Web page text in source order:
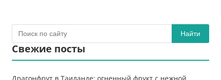
Найти
Свежие посты